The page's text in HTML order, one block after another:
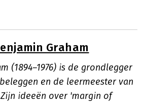
Graham
(1894–1976) is de grondlegger
en de leermeester van
ideeën over 'margin of